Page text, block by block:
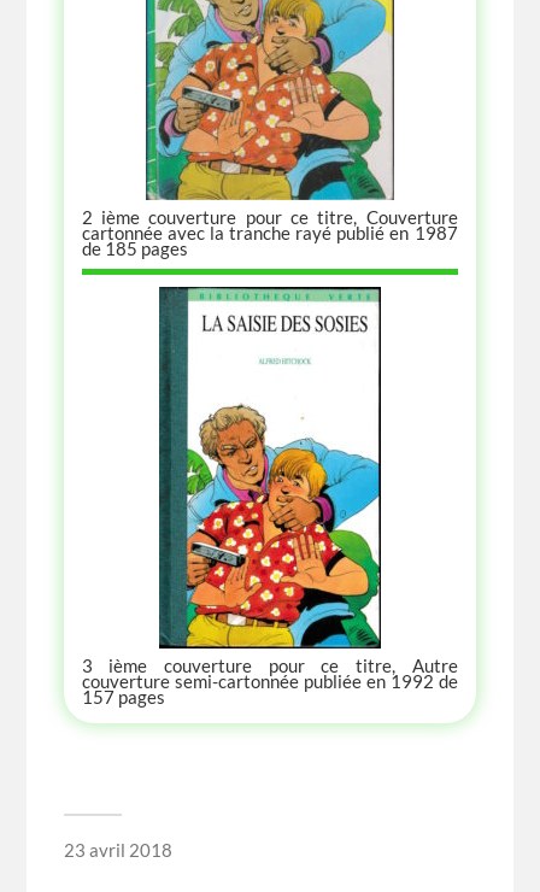
2 ième couverture pour ce titre, Couverture
cartonnée avec la tranche rayé publié en 1987
de 185 pages
3 ième couverture pour ce titre, Autre
couverture semi-cartonnée publiée en 1992 de
157 pages
23 avril 2018